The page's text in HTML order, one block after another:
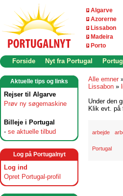
Algarve
Azorerne
Lissabon
Madeira
Porto
Forside Nyt fra Portugal
Aktuelle tips og links
Rejser til Algarve
Prøv ny søgemaskine
Billeje i Portugal
- se aktuelle tilbud
Log på Portugalnyt
Log ind
Opret Portugal-profil
Alle emner
Lissabon »
Under den
Klik evt. på
arbejde
Portugal